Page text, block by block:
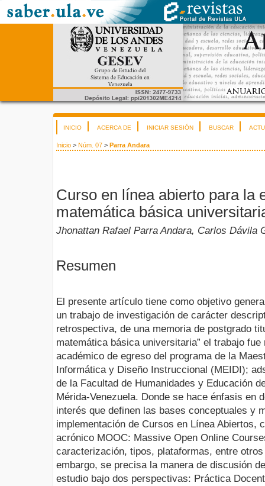
INICIO ACERCA DE INICIAR SESIÓN BUSCAR
Inicio > Núm. 07 > Parra Andara
Curso en línea abierto para la
matemática básica
Jhonattan Rafael Parra Andara, Carlos Dávila
Resumen
El presente artículo tiene como objetivo
un trabajo de investigación de carácter
retrospectiva, de una memoria de postgrado
matemática básica universitaria” el trabajo
académico de egreso del programa de la
Informática y Diseño Instruccional (MEIDI);
de la Facultad de Humanidades y Educación
Mérida-Venezuela. Donde se hace énfasis en
interés que definen las bases conceptuales y
implementación de Cursos en Línea Abiertos,
acrónico MOOC: Massive Open Online
caracterización, tipos, plataformas, entre
embargo, se precisa la manera de discusión
estudio bajo dos perspectivas: Práctica